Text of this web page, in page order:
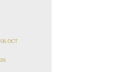
06 OCT